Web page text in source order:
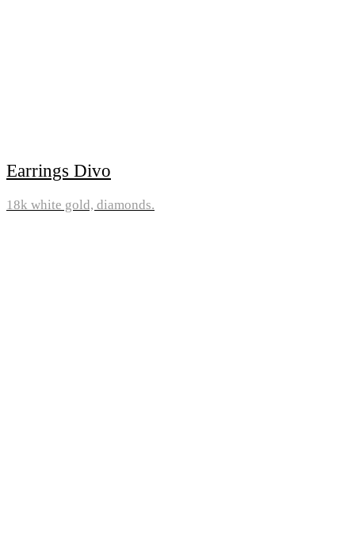
Earrings Divo
18k white gold, diamonds.